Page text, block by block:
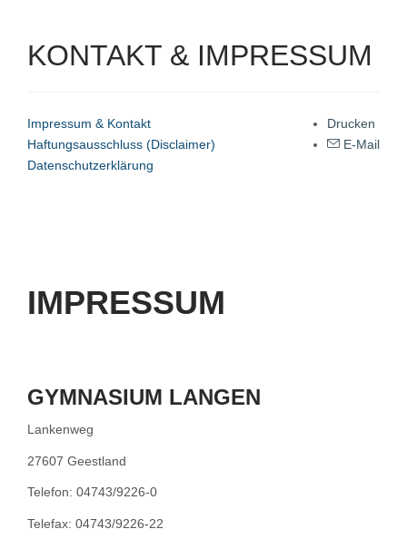
KONTAKT & IMPRESSUM
Drucken
E-Mail
Impressum & Kontakt
Haftungsausschluss (Disclaimer)
Datenschutzerklärung
IMPRESSUM
GYMNASIUM LANGEN
Lankenweg
27607 Geestland
Telefon: 04743/9226-0
Telefax: 04743/9226-22